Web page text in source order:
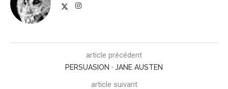
article précédent
PERSUASION · JANE AUSTEN
article suivant